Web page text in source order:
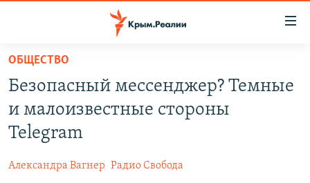
Вернуться
основному
содержанию
Вернутся
главной
навигации
ГРУЗ 200
11 ЛЕТ ОККУПАЦИИ КРЫМА. 11 ИСТОРИЙ СОПРОТИВЛЕНИЯ
ВОДА
ЕЩЕ
ОБЩЕСТВО
Безопасный мессенджер? Темные
и малоизвестные стороны
Telegram
Александра Вагнер Радио Свобода